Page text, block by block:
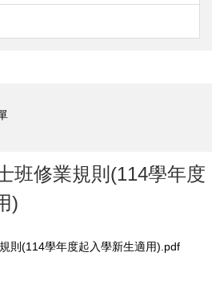
班修業規則(114學年度
)
則(114學年度起入學新生適用).pdf